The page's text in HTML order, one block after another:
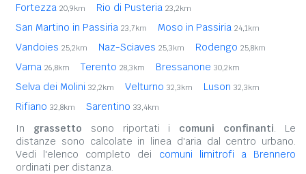
Fortezza 20,9km Rio di Pusteria 23,2km
San Martino in Passiria 23,7km Moso in Passiria 24,1km
Vandoies 25,2km Naz-Sciaves 25,3km Rodengo 25,8km
Varna 26,8km Terento 28,3km Bressanone 30,2km
Selva dei Molini 32,2km Velturno 32,3km Luson 32,3km
Rifiano 32,8km Sarentino 33,4km
In grassetto sono riportati i comuni confinanti. Le
distanze sono calcolate in linea d'aria dal centro urbano.
Vedi l'elenco completo dei comuni limitrofi a Brennero
ordinati per distanza.